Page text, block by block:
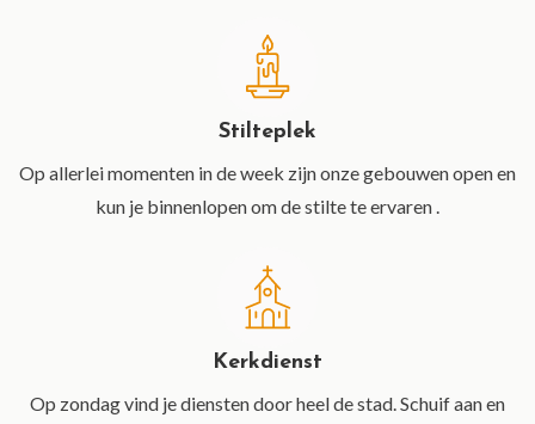
Stilteplek
Op allerlei momenten in de week zijn onze gebouwen open en
kun je binnenlopen om de stilte te ervaren .
Kerkdienst
Op zondag vind je diensten door heel de stad. Schuif aan en